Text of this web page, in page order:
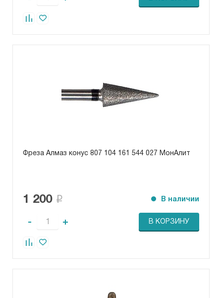
Фреза Алмаз конус 807 104 161 544 027 МонАлит
1 200 В наличии
- + В КОРЗИНУ